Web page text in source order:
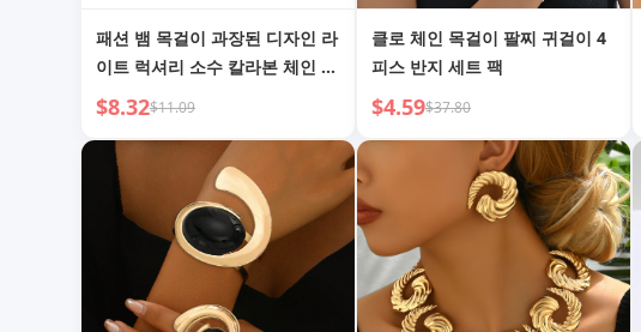
패션 뱀 목걸이 과장된 디자인 라
이트 럭셔리 소수 칼라본 체인 여
성 2025 신상 베스트셀러 스웨터
체인 액세서리
$8.32$11.09
클로 체인 목걸이 팔찌 귀걸이 4
피스 반지 세트 팩
$4.59$37.80